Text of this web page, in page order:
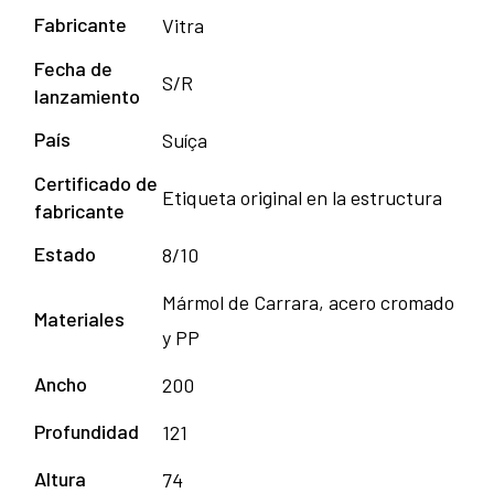
Fabricante
Vitra
Fecha de
lanzamiento
S/R
País
Suíça
Certificado de
fabricante
Etiqueta original en la estructura
Estado 8/10
Materiales
Mármol de Carrara, acero cromado
y PP
Ancho
200
Profundidad
121
Altura
74